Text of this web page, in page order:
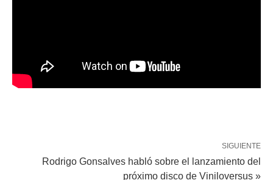
SIGUIENTE
Rodrigo Gonsalves habló sobre el lanzamiento del
próximo disco de Viniloversus »